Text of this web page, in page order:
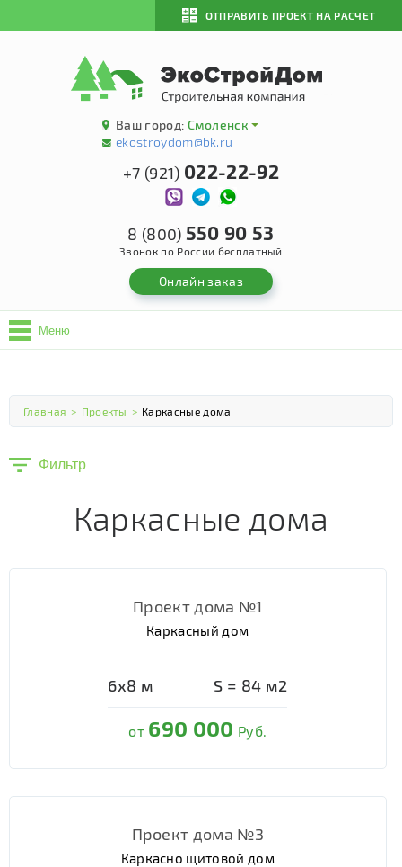
ОТПРАВИТЬ ПРОЕКТ НА РАСЧЕТ
Ваш город: Смоленск
ekostroydom@bk.ru
+7 (921) 022-22-92
8 (800) 550 90 53
Звонок по России бесплатный
Онлайн заказ
Меню
Главная > Проекты > Каркасные дома
Фильтр
Каркасные дома
Проект дома №1
Каркасный дом
6х8 м S = 84 м2
от 690 000 Руб.
Проект дома №3
Каркасно щитовой дом